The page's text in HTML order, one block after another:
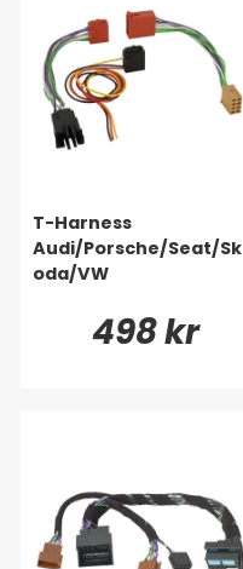
T-Harness
Audi/Porsche/Seat/Sk
oda/VW
498 kr